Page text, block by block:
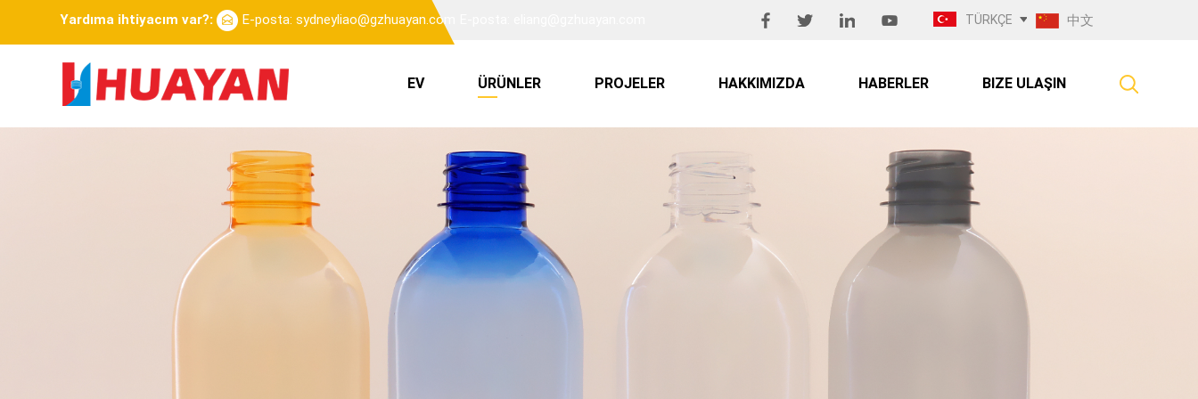
Yardıma ihtiyacım var?: E-posta: sydneyliao@gzhuayan.com TÜRKÇE 中文
EV ÜRÜNLER PROJELER HAKKIMIZDA HABERLER BIZE ULAŞIN